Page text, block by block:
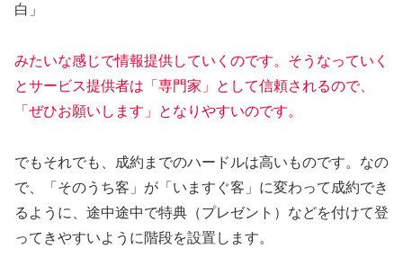
白」
みたいな感じで情報提供していくのです。そうなっていく
とサービス提供者は「専門家」として信頼されるので、
「ぜひお願いします」となりやすいのです。
でもそれでも、成約までのハードルは高いものです。なの
で、「そのうち客」が「いますぐ客」に変わって成約でき
るように、途中途中で特典（プレゼント）などを付けて登
ってきやすいように階段を設置します。